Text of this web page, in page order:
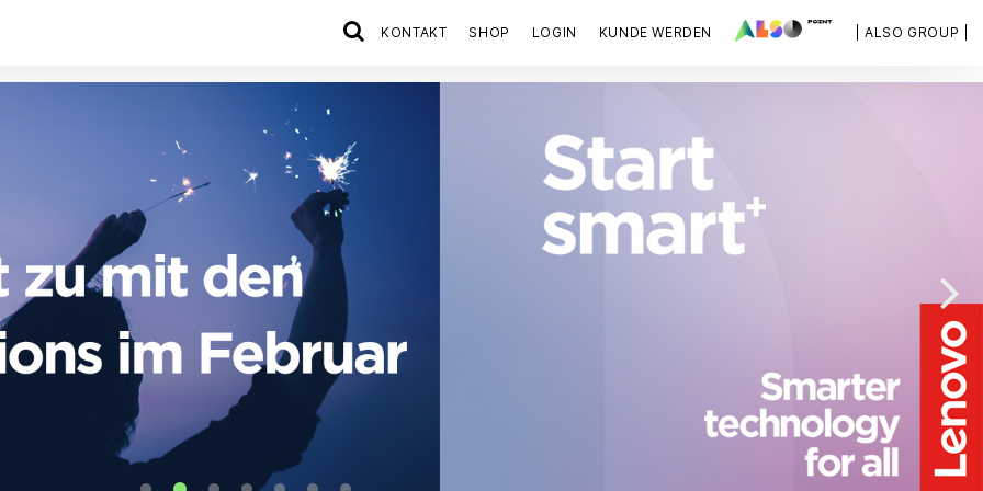
| ALSO GROUP |
KONTAKT SHOP LOGIN KUNDE WERDEN